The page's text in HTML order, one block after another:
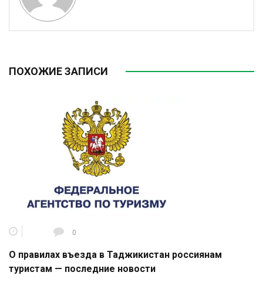
ПОХОЖИЕ ЗАПИСИ
0
О правилах въезда в Таджикистан россиянам
туристам — последние новости